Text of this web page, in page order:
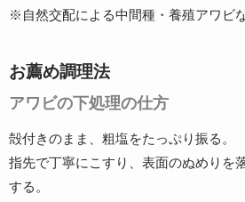
※自然交配による中間種・養殖アワビ
お薦め調理法
アワビの下処理の仕方
殻付きのまま、粗塩をたっぷり振る。
指先で丁寧にこすり、表面のぬめりを
する。